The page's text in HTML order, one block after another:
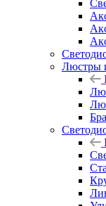
Люстры